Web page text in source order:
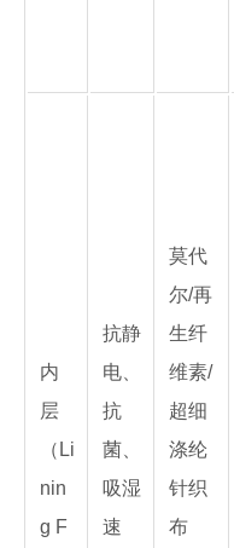
内
层
（Li
nin
g F
抗静
电、
抗
菌、
吸湿
速
莫代
尔/再
生纤
维素/
超细
涤纶
针织
布